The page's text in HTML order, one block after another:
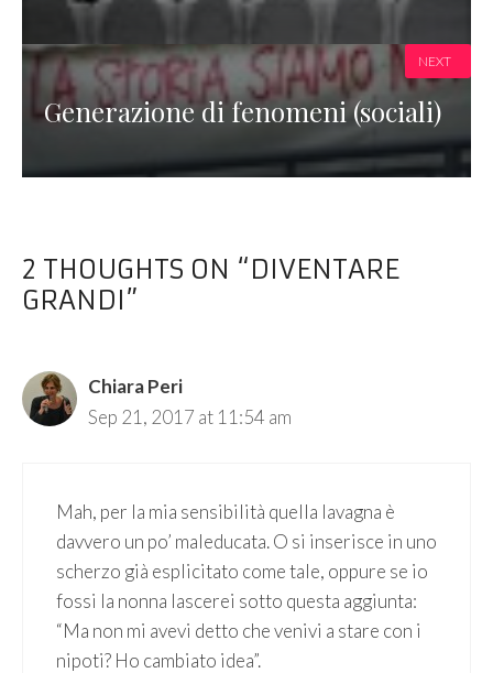
Generazione di fenomeni (sociali)
NEXT
2 THOUGHTS ON “DIVENTARE
GRANDI”
Chiara Peri
Sep 21, 2017 at 11:54 am
Mah, per la mia sensibilità quella lavagna è
davvero un po’ maleducata. O si inserisce in uno
scherzo già esplicitato come tale, oppure se io
fossi la nonna lascerei sotto questa aggiunta:
“Ma non mi avevi detto che venivi a stare con i
nipoti? Ho cambiato idea”.